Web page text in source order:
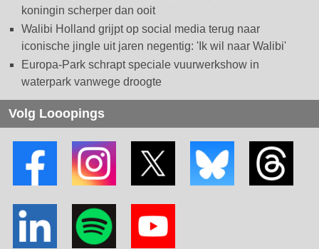
koningin scherper dan ooit
Walibi Holland grijpt op social media terug naar
iconische jingle uit jaren negentig: 'Ik wil naar Walibi'
Europa-Park schrapt speciale vuurwerkshow in
waterpark vanwege droogte
Volg Looopings